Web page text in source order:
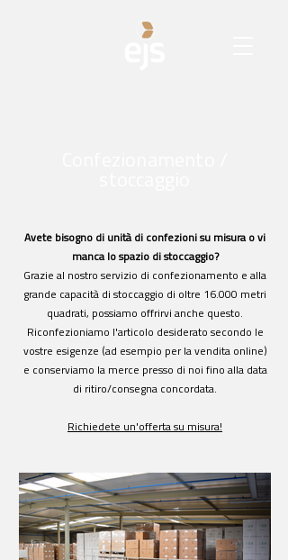
Avete bisogno di unità di confezioni su misura o vi
manca lo spazio di stoccaggio?
Grazie al nostro servizio di confezionamento e alla
grande capacità di stoccaggio di oltre 16.000 metri
quadrati, possiamo offrirvi anche questo.
Riconfezioniamo l'articolo desiderato secondo le
vostre esigenze (ad esempio per la vendita online)
e conserviamo la merce presso di noi fino alla data
di ritiro/consegna concordata.
Richiedete un'offerta su misura!